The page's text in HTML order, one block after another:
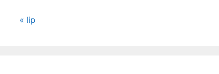
« lip